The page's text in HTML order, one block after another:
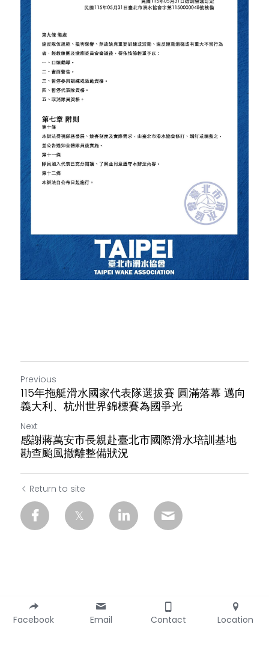
Previous
115年拖艇滑水國家代表隊選拔賽 圓滿落幕 邁向
義大利、杭州世界錦標賽為國爭光
Next
感謝蔣萬安市長親赴臺北市國際滑水培訓基地
勘查颱風撤離整備狀況
Return to site
Facebook Email Contact Location